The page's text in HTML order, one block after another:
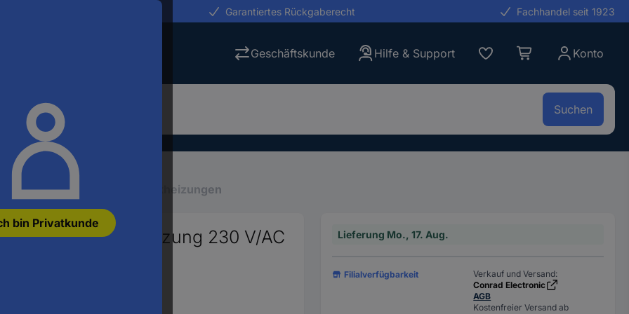
bin Privatkunde
Garantiertes Rückgaberecht Fachhandel seit 1923
Geschäftskunde Hilfe & Support Konto
Suchen
Peripherie Schaltschrankheizungen
Gebläseheizung 230 V/AC
Lieferung Mo., 17. Aug.
Filialverfügbarkeit
Verkauf und Versand:
Conrad Electronic
AGB
Kostenfreier Versand ab